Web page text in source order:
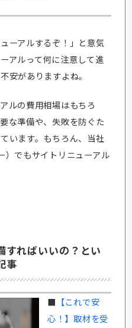
ーアルするぞ！」と意気
アルって何に注意して進
安がありますよね。
ルの費用相場はもちろ
な準備や、失敗を防ぐた
います。もちろん、当社
）でもサイトリニューアル
すればいいの？とい
事
■ 【これで安
心！】取材を受